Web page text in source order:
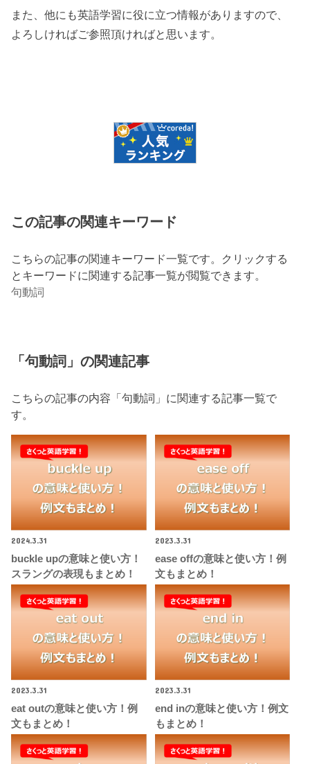
また、他にも英語学習に役に立つ情報がありますので、
よろしければご参照頂ければと思います。
この記事の関連キーワード
こちらの記事の関連キーワード一覧です。クリックする
とキーワードに関連する記事一覧が閲覧できます。
句動詞
「句動詞」の関連記事
こちらの記事の内容「句動詞」に関連する記事一覧で
す。
2024.3.31
buckle upの意味と使い方！
スラングの表現もまとめ！
2023.3.31
ease offの意味と使い方！例
文もまとめ！
2023.3.31
eat outの意味と使い方！例
文もまとめ！
2023.3.31
end inの意味と使い方！例文
もまとめ！